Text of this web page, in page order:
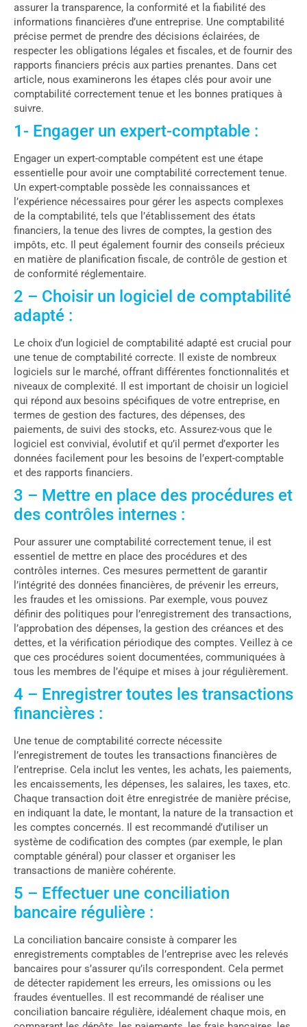
assurer la transparence, la conformité et la fiabilité des
informations financières d’une entreprise. Une comptabilité
précise permet de prendre des décisions éclairées, de
respecter les obligations légales et fiscales, et de fournir des
rapports financiers précis aux parties prenantes. Dans cet
article, nous examinerons les étapes clés pour avoir une
comptabilité correctement tenue et les bonnes pratiques à
suivre.
1- Engager un expert-comptable :
Engager un expert-comptable compétent est une étape
essentielle pour avoir une comptabilité correctement tenue.
Un expert-comptable possède les connaissances et
l’expérience nécessaires pour gérer les aspects complexes
de la comptabilité, tels que l’établissement des états
financiers, la tenue des livres de comptes, la gestion des
impôts, etc. Il peut également fournir des conseils précieux
en matière de planification fiscale, de contrôle de gestion et
de conformité réglementaire.
2 – Choisir un logiciel de comptabilité
adapté :
Le choix d’un logiciel de comptabilité adapté est crucial pour
une tenue de comptabilité correcte. Il existe de nombreux
logiciels sur le marché, offrant différentes fonctionnalités et
niveaux de complexité. Il est important de choisir un logiciel
qui répond aux besoins spécifiques de votre entreprise, en
termes de gestion des factures, des dépenses, des
paiements, de suivi des stocks, etc. Assurez-vous que le
logiciel est convivial, évolutif et qu’il permet d’exporter les
données facilement pour les besoins de l’expert-comptable
et des rapports financiers.
3 – Mettre en place des procédures et
des contrôles internes :
Pour assurer une comptabilité correctement tenue, il est
essentiel de mettre en place des procédures et des
contrôles internes. Ces mesures permettent de garantir
l’intégrité des données financières, de prévenir les erreurs,
les fraudes et les omissions. Par exemple, vous pouvez
définir des politiques pour l’enregistrement des transactions,
l’approbation des dépenses, la gestion des créances et des
dettes, et la vérification périodique des comptes. Veillez à ce
que ces procédures soient documentées, communiquées à
tous les membres de l’équipe et mises à jour régulièrement.
4 – Enregistrer toutes les transactions
financières :
Une tenue de comptabilité correcte nécessite
l’enregistrement de toutes les transactions financières de
l’entreprise. Cela inclut les ventes, les achats, les paiements,
les encaissements, les dépenses, les salaires, les taxes, etc.
Chaque transaction doit être enregistrée de manière précise,
en indiquant la date, le montant, la nature de la transaction et
les comptes concernés. Il est recommandé d’utiliser un
système de codification des comptes (par exemple, le plan
comptable général) pour classer et organiser les
transactions de manière cohérente.
5 – Effectuer une conciliation
bancaire régulière :
La conciliation bancaire consiste à comparer les
enregistrements comptables de l’entreprise avec les relevés
bancaires pour s’assurer qu’ils correspondent. Cela permet
de détecter rapidement les erreurs, les omissions ou les
fraudes éventuelles. Il est recommandé de réaliser une
conciliation bancaire régulière, idéalement chaque mois, en